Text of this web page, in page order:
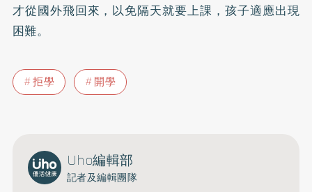
才從國外飛回來，以免隔天就要上課，孩子適應出現
困難。
拒學 開學
Uho編輯部
記者及編輯團隊